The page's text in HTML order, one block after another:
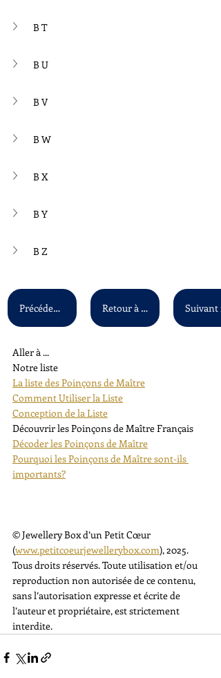
B T
B U
B V
B W
B X
B Y
B Z
Précédent : B G - B O Retour à la liste principale
Aller à ...
Notre liste
La liste des Poinçons de Maître
Comment Utiliser la Liste
Conception de la Liste
Découvrir les Poinçons de Maître Français
Décoder les Poinçons de Maître
Pourquoi les Poinçons de Maître sont-ils
importants?
© Jewellery Box d’un Petit Cœur
(www.petitcoeurjewellerybox.com), 2025.
Tous droits réservés. Toute utilisation et/ou
reproduction non autorisée de ce contenu,
sans l’autorisation expresse et écrite de
l’auteur et propriétaire, est strictement
interdite.